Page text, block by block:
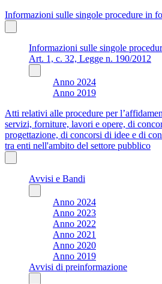
Informazioni sulle singole procedure in
Informazioni sulle singole
Art. 1, c. 32, Legge n. 190/2012
Anno 2024
Anno 2019
Atti relativi alle procedure per
servizi, forniture, lavori e opere, di
progettazione, di concorsi di idee e di
tra enti nell'ambito del settore pubblico
Avvisi e Bandi
Anno 2024
Anno 2023
Anno 2022
Anno 2021
Anno 2020
Anno 2019
Avvisi di preinformazione